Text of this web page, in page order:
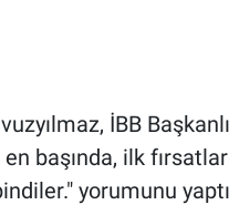
İBB
başında, ilk
yorumunu